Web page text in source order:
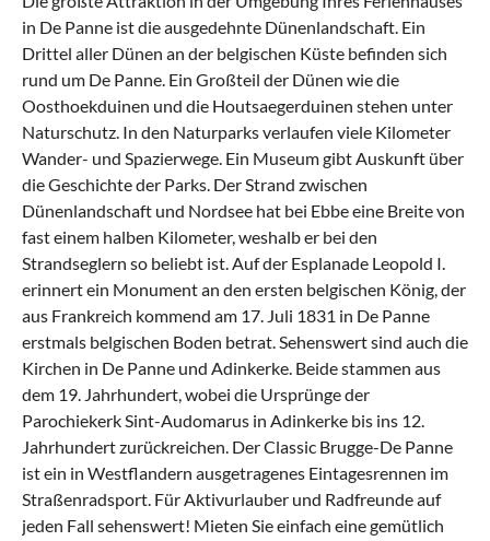
in De Panne ist die ausgedehnte Dünenlandschaft. Ein
Drittel aller Dünen an der belgischen Küste befinden sich
rund um De Panne. Ein Großteil der Dünen wie die
Oosthoekduinen und die Houtsaegerduinen stehen unter
Naturschutz. In den Naturparks verlaufen viele Kilometer
Wander- und Spazierwege. Ein Museum gibt Auskunft über
die Geschichte der Parks. Der Strand zwischen
Dünenlandschaft und Nordsee hat bei Ebbe eine Breite von
fast einem halben Kilometer, weshalb er bei den
Strandseglern so beliebt ist. Auf der Esplanade Leopold I.
erinnert ein Monument an den ersten belgischen König, der
aus Frankreich kommend am 17. Juli 1831 in De Panne
erstmals belgischen Boden betrat. Sehenswert sind auch die
Kirchen in De Panne und Adinkerke. Beide stammen aus
dem 19. Jahrhundert, wobei die Ursprünge der
Parochiekerk Sint-Audomarus in Adinkerke bis ins 12.
Jahrhundert zurückreichen. Der Classic Brugge-De Panne
ist ein in Westflandern ausgetragenes Eintagesrennen im
Straßenradsport. Für Aktivurlauber und Radfreunde auf
jeden Fall sehenswert! Mieten Sie einfach eine gemütlich